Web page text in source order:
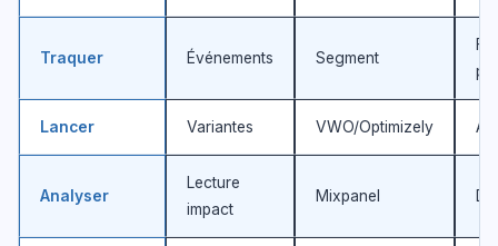
Traquer Événements Segment
Lancer Variantes VWO/Optimizely A/
Analyser
Lecture
impact
Mixpanel